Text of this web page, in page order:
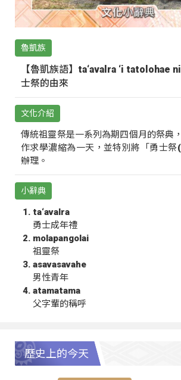
魯凱族
【魯凱族語】ta‘avalra ‘i tatolohae
士祭的由來
文化介紹
傳統祖靈祭是一系列為期四個月的祭典
作求學濃縮為一天，並特別將「勇士祭
辦理。
小辭典
ta‘avalra
勇士成年禮
molapangolai
祖靈祭
asavasavahe
男性青年
atamatama
父字輩的稱呼
歷史上的今天